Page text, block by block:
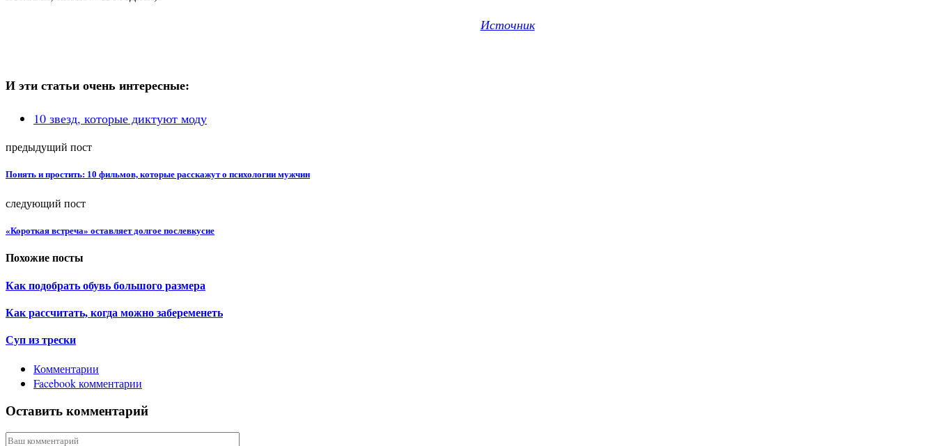
Источник
И эти статьи очень интересные:
10 звезд, которые диктуют моду
предыдущий пост
Понять и простить: 10 фильмов, которые расскажут о психологии мужчин
следующий пост
«Короткая встреча» оставляет долгое послевкусие
Похожие посты
Как подобрать обувь большого размера
Как рассчитать, когда можно забеременеть
Суп из трески
Комментарии
Facebook комментарии
Оставить комментарий